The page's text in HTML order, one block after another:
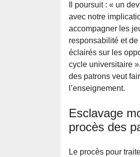
Il poursuit : « un
avec notre
accompagner les
responsabilité et
éclairés sur les
cycle universitaire
des patrons veut
l’enseignement.
Esclavage
procès des
Le procès pour